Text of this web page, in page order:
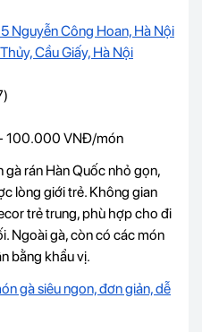
Nguyễn Công Hoan, Hà Nội
Cầu Giấy, Hà Nội
100.000 VNĐ/món
rán Hàn Quốc nhỏ gọn,
lòng giới trẻ. Không gian
trẻ trung, phù hợp cho đi
Ngoài gà, còn có các món
bằng khẩu vị.
gà siêu ngon, đơn giản, dễ